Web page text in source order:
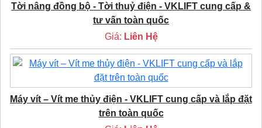
Tời nâng đồng bộ - Tời thuỷ điện - VKLIFT cung cấp &
tư vấn toàn quốc
Giá: Liên Hệ
Máy vít – Vít me thủy điện - VKLIFT cung cấp và lắp đặt
trên toàn quốc